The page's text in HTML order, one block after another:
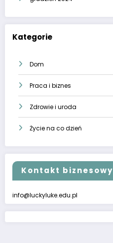
Kategorie
Dom
Praca i biznes
Zdrowie i uroda
Życie na co dzień
Kontakt biznesowy
info@luckyluke.edu.pl